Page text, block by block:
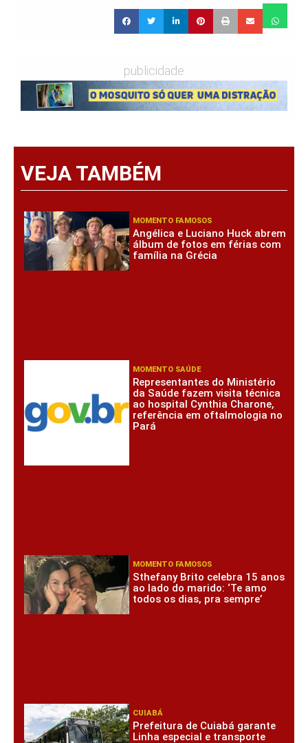
publicidade
VEJA TAMBÉM
MOMENTO FAMOSOS
Angélica e Luciano Huck abrem
álbum de fotos em férias com
família na Grécia
MOMENTO SAÚDE
Representantes do Ministério
da Saúde fazem visita técnica
ao hospital Cynthia Charone,
referência em oftalmologia no
Pará
MOMENTO FAMOSOS
Sthefany Brito celebra 15 anos
ao lado do marido: ‘Te amo
todos os dias, pra sempre’
CUIABÁ
Prefeitura de Cuiabá garante
Linha especial e transporte